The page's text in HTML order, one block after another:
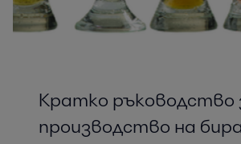
Кратко ръководство
производство на бира